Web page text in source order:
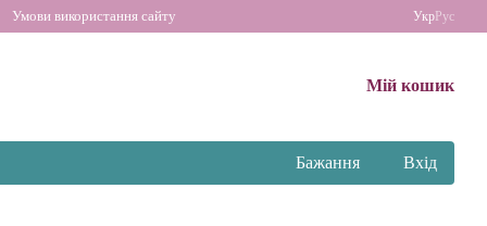
Умови використання сайту Укр Рус
Мій кошик
Бажання Вхід